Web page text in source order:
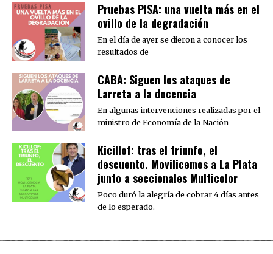
Pruebas PISA: una vuelta más en el
ovillo de la degradación
En el día de ayer se dieron a conocer los
resultados de
CABA: Siguen los ataques de
Larreta a la docencia
En algunas intervenciones realizadas por el
ministro de Economía de la Nación
Kicillof: tras el triunfo, el
descuento. Movilicemos a La Plata
junto a seccionales Multicolor
Poco duró la alegría de cobrar 4 días antes
de lo esperado.